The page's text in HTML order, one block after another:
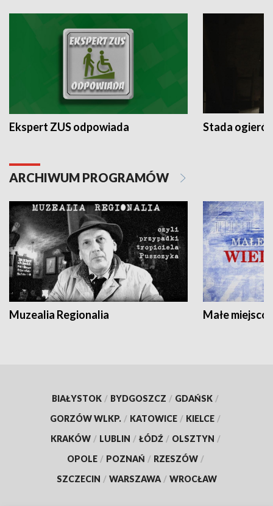
Ekspert ZUS odpowiada Stada
ARCHIWUM PROGRAMÓW
Muzealia Regionalia Małe
BIAŁYSTOK / BYDGOSZCZ / GDAŃSK /
GORZÓW WLKP. / KATOWICE / KIELCE /
KRAKÓW / LUBLIN / ŁÓDŹ / OLSZTYN /
OPOLE / POZNAŃ / RZESZÓW /
SZCZECIN / WARSZAWA / WROCŁAW